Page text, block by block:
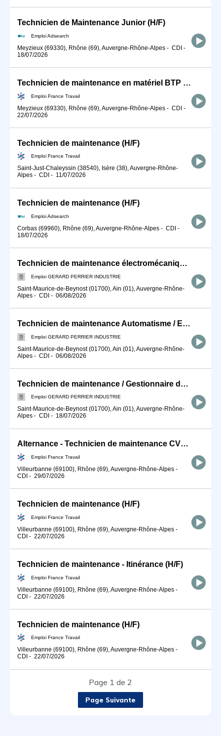
Technicien de Maintenance Junior (H/F)
Emploi Adsearch
Meyzieux (69330), Rhône (69), Auvergne-Rhône-Alpes - CDI -
18/07/2026
Technicien de maintenance en matériel BTP (H/F)
Emploi France Travail
Meyzieux (69330), Rhône (69), Auvergne-Rhône-Alpes - CDI -
22/07/2026
Technicien de maintenance (H/F)
Emploi France Travail
Saint-Just-Chaleyssin (38540), Isère (38), Auvergne-Rhône-
Alpes - CDI - 11/07/2026
Technicien de maintenance (H/F)
Emploi Adsearch
Corbas (69960), Rhône (69), Auvergne-Rhône-Alpes - CDI -
18/07/2026
Technicien de maintenance électromécanique F/H
Emploi GERARD PERRIER INDUSTRIE
Saint-Maurice-de-Beynost (01700), Ain (01), Auvergne-Rhône-
Alpes - CDI - 06/08/2026
Technicien de maintenance Automatisme / Electrotechnique F/H
Emploi GERARD PERRIER INDUSTRIE
Saint-Maurice-de-Beynost (01700), Ain (01), Auvergne-Rhône-
Alpes - CDI - 06/08/2026
Technicien de maintenance / Gestionnaire de stocks (F/H)
Emploi GERARD PERRIER INDUSTRIE
Saint-Maurice-de-Beynost (01700), Ain (01), Auvergne-Rhône-
Alpes - CDI - 18/07/2026
Alternance - Technicien de maintenance CVC - TSE (H/F)
Emploi France Travail
Villeurbanne (69100), Rhône (69), Auvergne-Rhône-Alpes -
CDI - 29/07/2026
Technicien de maintenance (H/F)
Emploi France Travail
Villeurbanne (69100), Rhône (69), Auvergne-Rhône-Alpes -
CDI - 22/07/2026
Technicien de maintenance - Itinérance (H/F)
Emploi France Travail
Villeurbanne (69100), Rhône (69), Auvergne-Rhône-Alpes -
CDI - 22/07/2026
Technicien de maintenance (H/F)
Emploi France Travail
Villeurbanne (69100), Rhône (69), Auvergne-Rhône-Alpes -
CDI - 22/07/2026
Page 1 de 2
Page Suivante